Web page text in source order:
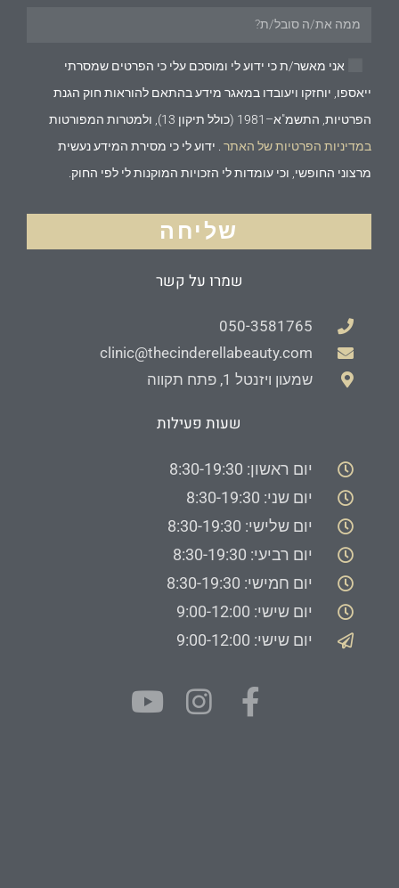
אני מאשר/ת כי ידוע לי ומוסכם עלי כי הפרטים שמסרתי
ייאספו, יוחזקו ויעובדו במאגר מידע בהתאם להוראות חוק הגנת
הפרטיות, התשמ"א–1981 (כולל תיקון 13), ולמטרות המפורטות
במדיניות הפרטיות של האתר
. ידוע לי כי מסירת המידע נעשית
מרצוני החופשי, וכי עומדות לי הזכויות המוקנות לי לפי החוק.
שליחה
שמרו על קשר
050-3581765
clinic@thecinderellabeauty.com
שמעון ויזנטל 1, פתח תקווה
שעות פעילות
יום ראשון: 8:30-19:30
יום שני: 8:30-19:30
יום שלישי: 8:30-19:30
יום רביעי: 8:30-19:30
יום חמישי: 8:30-19:30
יום שישי: 9:00-12:00
יום שישי: 9:00-12:00